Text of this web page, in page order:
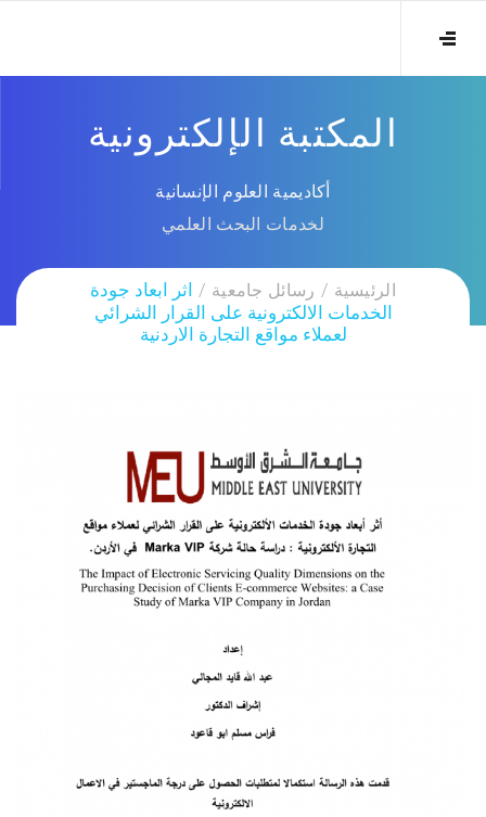
المكتبة الإلكترونية
أكاديمية العلوم الإنسانية
لخدمات البحث العلمي
الرئيسية رسائل جامعية
اثر ابعاد جودة
الخدمات الالكترونية على القرار الشرائي
لعملاء مواقع التجارة الاردنية